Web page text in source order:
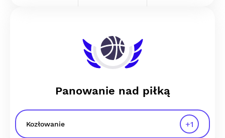
Panowanie nad piłką
Kozłowanie +1